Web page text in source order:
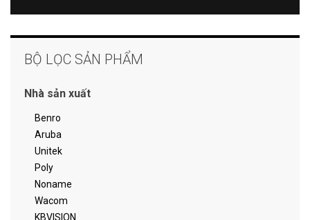
BỘ LỌC SẢN PHẨM
Nhà sản xuất
Benro
Aruba
Unitek
Poly
Noname
Wacom
KBVISION